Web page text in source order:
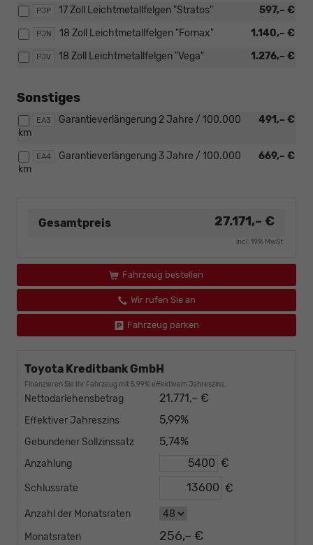
PJP 597,– €
17 Zoll Leichtmetallfelgen "Stratos"
PJN 1.140,– €
18 Zoll Leichtmetallfelgen "Fornax"
PJV 1.276,– €
18 Zoll Leichtmetallfelgen "Vega"
Sonstiges
EA3 491,– €
Garantieverlängerung 2 Jahre / 100.000
km
EA4 669,– €
Garantieverlängerung 3 Jahre / 100.000
km
Gesamtpreis 27.171,– €
incl. 19% MwSt.
Fahrzeug bestellen
Wir rufen Sie an
Fahrzeug parken
Toyota Kreditbank GmbH
Finanzieren Sie Ihr Fahrzeug mit 5,99% effektivem Jahreszins.
Nettodarlehensbetrag 21.771,– €
Effektiver Jahreszins 5,99%
Gebundener Sollzinssatz 5,74%
Anzahlung €
Schlussrate €
Anzahl der Monatsraten
Monatsraten
256,– €